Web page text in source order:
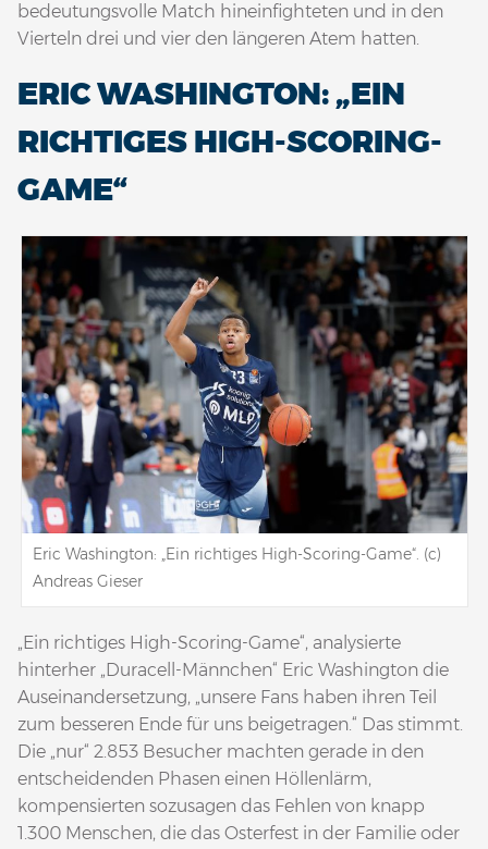
bedeutungsvolle Match hineinfighteten und in den
Vierteln drei und vier den längeren Atem hatten.
ERIC WASHINGTON: „EIN
RICHTIGES HIGH-SCORING-
GAME“
Eric Washington: „Ein richtiges High-Scoring-Game“. (c)
Andreas Gieser
„Ein richtiges High-Scoring-Game“, analysierte
hinterher „Duracell-Männchen“ Eric Washington die
Auseinandersetzung, „unsere Fans haben ihren Teil
zum besseren Ende für uns beigetragen.“ Das stimmt.
Die „nur“ 2.853 Besucher machten gerade in den
entscheidenden Phasen einen Höllenlärm,
kompensierten sozusagen das Fehlen von knapp
1.300 Menschen, die das Osterfest in der Familie oder